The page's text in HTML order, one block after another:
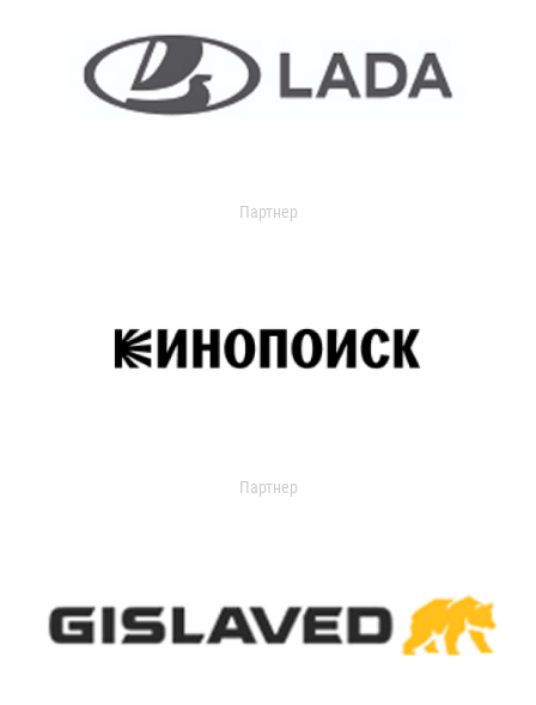
Партнер
Партнер